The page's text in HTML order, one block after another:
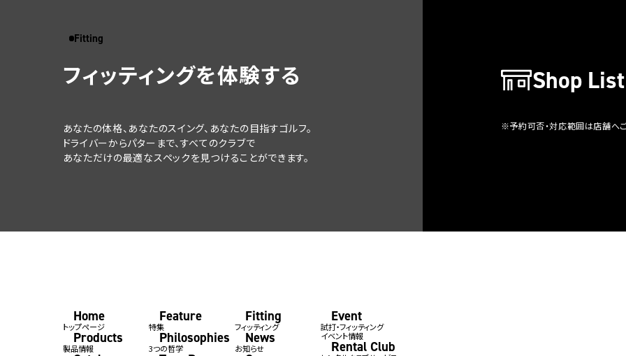
Fitting
フィッティングを体験する
あなたの体格、あなたのスイング、 あなたの目指すゴルフ。
ドライバーからパターまで、すべてのクラブで
あなただけの最適なスペックを見つけることができます。
Shop List
※予約可否・対応範囲は店舗へ
Home
トップページ
Products
製品情報
Feature
特集
Philosophies
3つの哲学
Fitting
フィッティング
News
お知らせ
Event
試打・フィッティング
イベント情報
Rental Club